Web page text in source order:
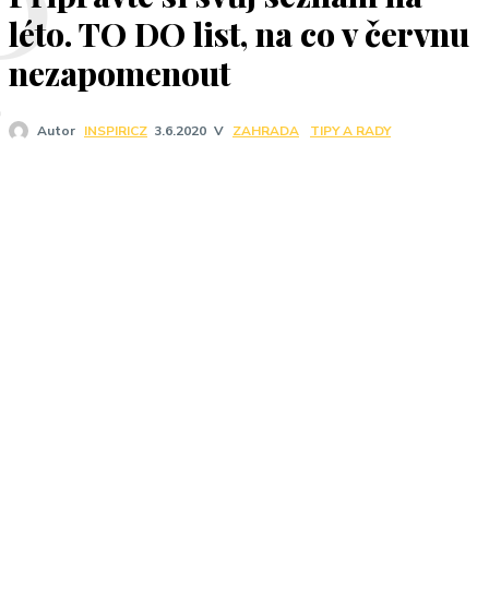
léto. TO DO list, na co v červnu
nezapomenout
Autor INSPIRICZ 3.6.2020 V ZAHRADA TIPY A RADY